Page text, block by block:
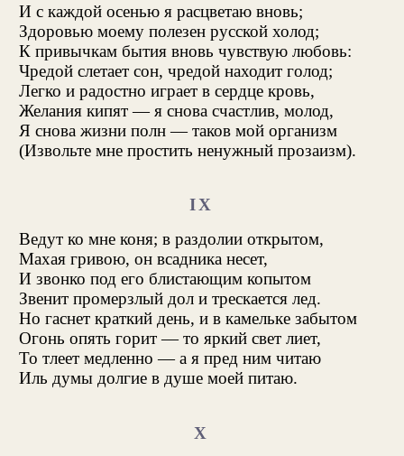
И с каждой осенью я расцветаю вновь;
Здоровью моему полезен русской холод;
К привычкам бытия вновь чувствую любовь:
Чредой слетает сон, чредой находит голод;
Легко и радостно играет в сердце кровь,
Желания кипят — я снова счастлив, молод,
Я снова жизни полн — таков мой организм
(Извольте мне простить ненужный прозаизм).
IX
Ведут ко мне коня; в раздолии открытом,
Махая гривою, он всадника несет,
И звонко под его блистающим копытом
Звенит промерзлый дол и трескается лед.
Но гаснет краткий день, и в камельке забытом
Огонь опять горит — то яркий свет лиет,
То тлеет медленно — а я пред ним читаю
Иль думы долгие в душе моей питаю.
X